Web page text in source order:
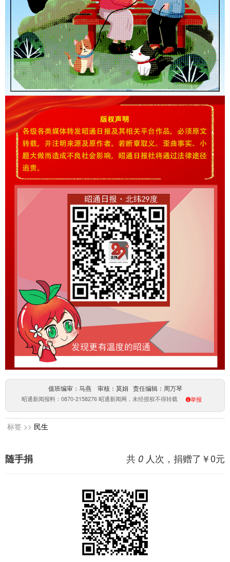
值班编审：马燕 审核：莫娟 责任编辑：周万琴
昭通新闻报料：0870-2158276 昭通新闻网，未经授权不得转载 举报
标签 >> 民生
共 0 人次，捐赠了￥0元
随手捐